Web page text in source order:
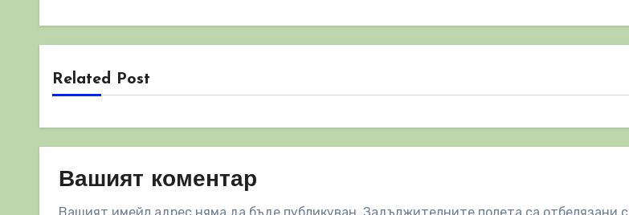
Related Post
Вашият коментар